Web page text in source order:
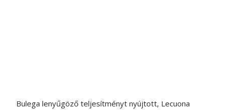
Bulega lenyűgöző teljesítményt nyújtott, Lecuona